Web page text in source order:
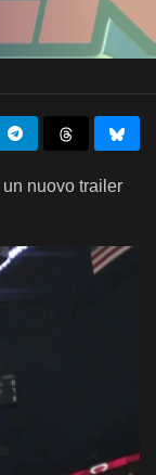
nuovo trailer